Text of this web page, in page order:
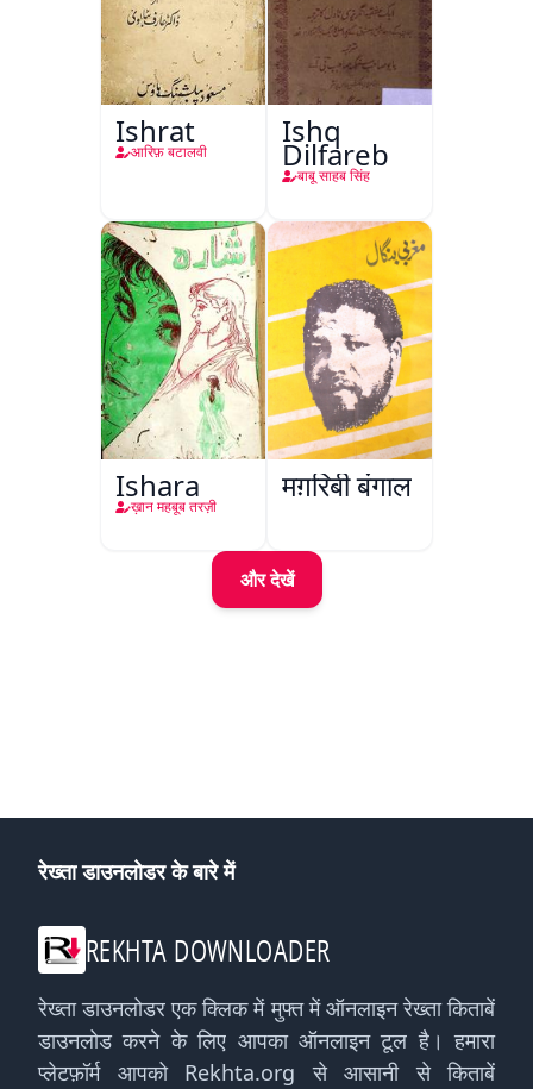
Ishrat
आरिफ़ बटालवी
Ishq
Dilfareb
बाबू साहब सिंह
Ishara
ख़ान महबूब तरज़ी
मग़रिबी बंगाल
और देखें
रेख्ता डाउनलोडर के बारे में
REKHTA DOWNLOADER
रेख्ता डाउनलोडर एक क्लिक में मुफ्त में ऑनलाइन रेख्ता किताबें
डाउनलोड करने के लिए आपका ऑनलाइन टूल है। हमारा
प्लेटफ़ॉर्म आपको Rekhta.org से आसानी से किताबें